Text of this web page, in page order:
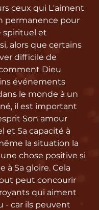
ceux qui L'aiment
permanence pour
spirituel et
alors que certains
difficile de
Dieu
événements
le monde à un
il est important
Son amour
et Sa capacité à
la situation la
chose positive si
à Sa gloire. Cela
peut concourir
qui aiment
- car ils peuvent